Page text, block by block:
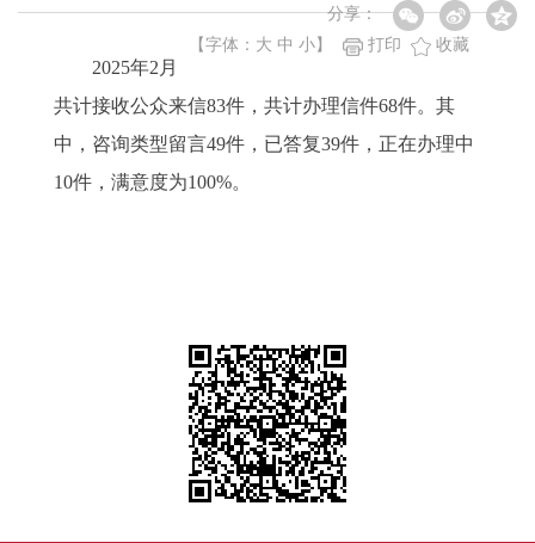
分享：
【字体： 大 中 小 】 打印 收藏
2025年2月
共计接收公众来信83件，共计办理信件68件。其
中，咨询类型留言49件，已答复39件，正在办理中
10件，满意度为100%。